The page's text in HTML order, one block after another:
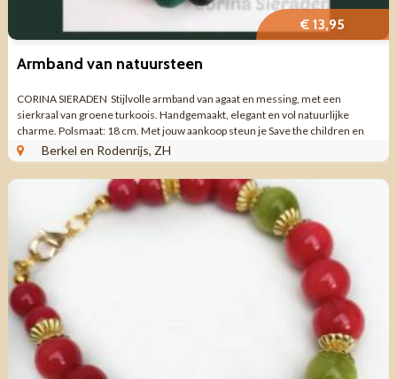
€ 13,95
Armband van natuursteen
CORINA SIERADEN Stijlvolle armband van agaat en messing, met een
sierkraal van groene turkoois. Handgemaakt, elegant en vol natuurlijke
charme. Polsmaat: 18 cm. Met jouw aankoop steun je Save the children en
Stichting Chris en ...
Berkel en Rodenrijs, ZH